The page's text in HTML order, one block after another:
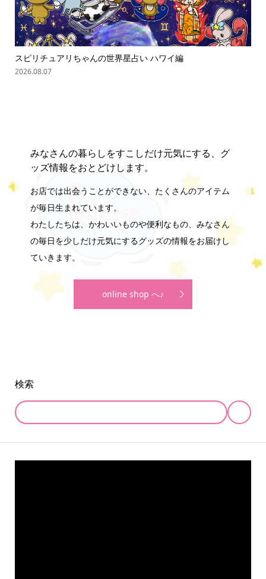
スピリチュアリちゃんの世界星占い ハワイ編
2026.08.07
みなさんの暮らしをすこしだけ元気にする、グ
ッズ情報をおとどけします。
お店では出会うことができない、たくさんのアイテム
が毎日生まれています。
わたしたちは、かわいいものや便利なもの、みなさん
の毎日を少しだけ元気にするグッズの情報をお届けし
ていきます。
online shop へ♪
検索